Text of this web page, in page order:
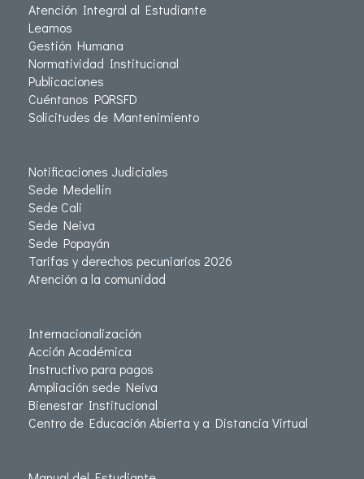
Atención Integral al Estudiante
Leamos
Gestión Humana
Normatividad Institucional
Publicaciones
Cuéntanos PQRSFD
Solicitudes de Mantenimiento
Notificaciones Judiciales
Sede Medellín
Sede Cali
Sede Neiva
Sede Popayán
Tarifas y derechos pecuniarios 2026
Atención a la comunidad
Internacionalización
Acción Académica
Instructivo para pagos
Ampliación sede Neiva
Bienestar Institucional
Centro de Educación Abierta y a Distancia Virtual